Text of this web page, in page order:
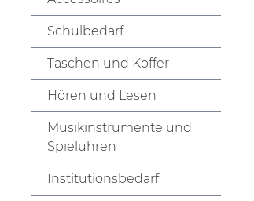
Schulbedarf
Taschen und Koffer
Hören und Lesen
Musikinstrumente und
Spieluhren
Institutionsbedarf